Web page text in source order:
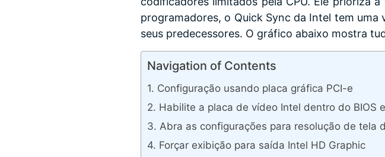
programadores, o Quick Sync da Intel tem
seus predecessores. O gráfico abaixo mostra
Navigation of Contents
Configuração usando placa gráfica PCI-e
Habilite a placa de vídeo Intel dentro do BIOS
Abra as configurações para resolução de tela
Forçar exibição para saída Intel HD Graphic